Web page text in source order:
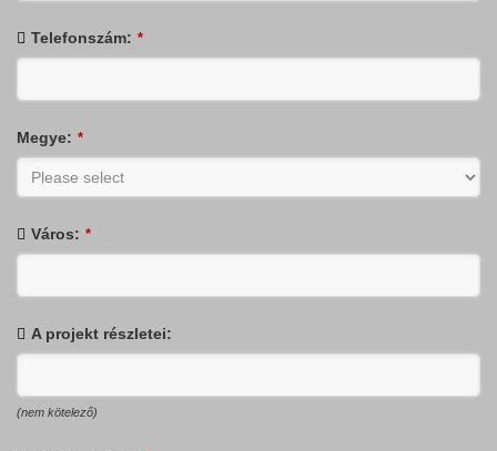
Telefonszám: *
Megye: *
Város: *
A projekt részletei:
(nem kötelező)